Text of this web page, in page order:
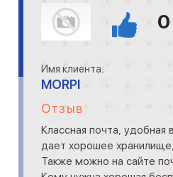
0
Имя клиента:
MORPI
Отзыв
Классная почта, удобная
дает хорошее
Также можно на сайте